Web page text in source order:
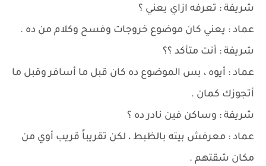
شريفة : تعرفه ازاي يعني ؟
عماد : يعني كان موضوع خروجات وفسح وكلام من ده .
شريفة : أنت متأكد ؟؟
عماد : أيوه ، بس الموضوع ده كان قبل ما أسافر وقبل ما
أتجوزك كمان .
شريفة : وساكن فين نادر ده ؟
عماد : معرفش بيته بالظبط ، لكن تقريباً قريب أوي من
مكان شقتهم .